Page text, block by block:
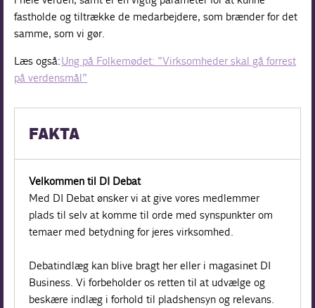
fastholde og tiltrække de medarbejdere, som brænder for det
samme, som vi gør.
Læs også:Ung på Folkemødet: ”Virksomheder skal gå forrest
på verdensmål”
FAKTA
Velkommen til DI Debat
Med DI Debat ønsker vi at give vores medlemmer
plads til selv at komme til orde med synspunkter om
temaer med betydning for jeres virksomhed.
Debatindlæg kan blive bragt her eller i magasinet DI
Business. Vi forbeholder os retten til at udvælge og
beskære indlæg i forhold til pladshensyn og relevans.